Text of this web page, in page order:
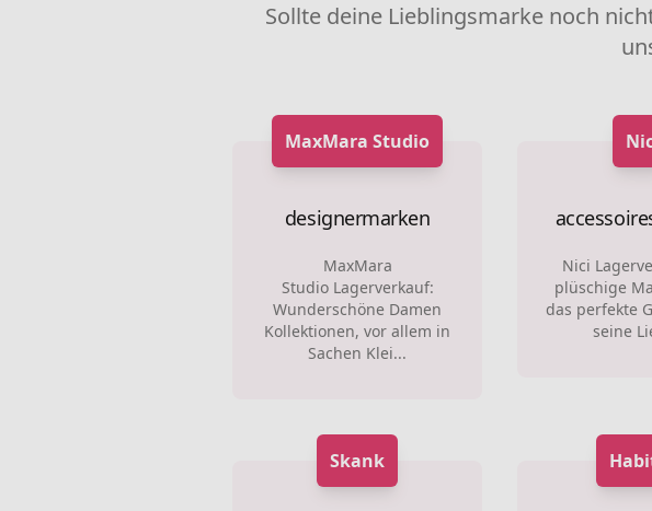
Sollte deine Lieblingsmarke noch
MaxMara Studio
designermarken
MaxMara
Studio Lagerverkauf:
Wunderschöne Damen
Kollektionen, vor allem in
Sachen Klei...
Nici
plüschige
das perfekte
seine
Skank